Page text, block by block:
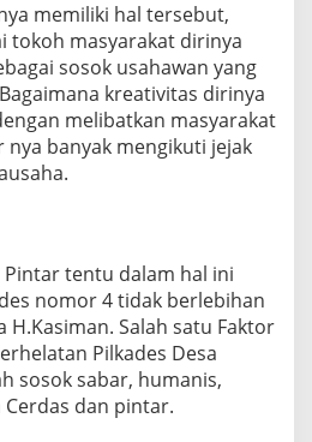
memiliki hal tersebut,
tokoh masyarakat dirinya
sosok usahawan yang
kreativitas dirinya
melibatkan masyarakat
nya banyak mengikuti jejak
tentu dalam hal ini
nomor 4 tidak berlebihan
H.Kasiman. Salah satu Faktor
Pilkades Desa
sosok sabar, humanis,
dan pintar.